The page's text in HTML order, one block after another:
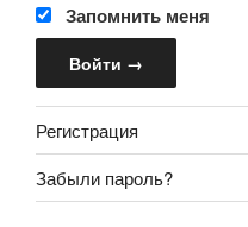
Запомнить меня
Регистрация
Забыли пароль?